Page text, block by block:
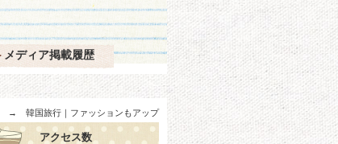
→ 韓国旅行｜ファッションもアップ
アクセス数
メディア掲載履歴